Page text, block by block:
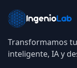
Transformamos
inteligente, IA y